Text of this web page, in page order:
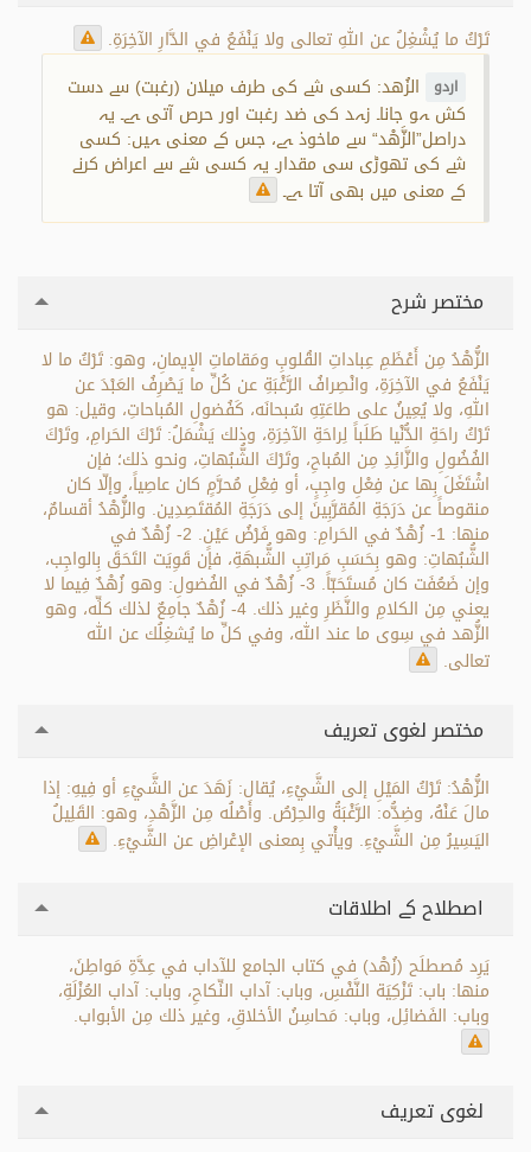
تَرْكُ ما يُشْغِلُ عن اللهِ تعالى ولا يَنْفَعُ في الدَّارِ الآخِرَةِ.
اردو
الزُھد: کسی شے کی طرف میلان (رغبت) سے دست
کش ہو جانا۔ زہد کی ضد رغبت اور حرص آتی ہے۔ یہ
دراصل”الزَّهْد“ سے ماخوذ ہے، جس کے معنی ہیں: کسی
شے کی تھوڑی سی مقدار۔ یہ کسی شے سے اعراض کرنے
کے معنی میں بھی آتا ہے۔
مختصر شرح
الزُّهْدُ مِن أَعْظَمِ عِباداتِ القُلوبِ ومَقاماتِ الإيمانِ، وهو: تَرْكُ ما لا
يَنْفَعُ في الآخِرَةِ، وانْصِرافُ الرَّغْبَةِ عن كُلِّ ما يَصْرِفُ العَبْدَ عن
اللهِ، ولا يُعِينُ على طاعَتِهِ سُبحانَه، كَفُضولِ المُباحاتِ، وقيل: هو
تَرْكُ راحَةِ الدُّنْيا طَلَباً لِراحَةِ الآخِرَةِ، وذلك يَشْمَلُ: تَرْكَ الحَرامِ، وتَرْكَ
الفُضُولِ والزَّائِدِ مِن المُباحِ، وتَرْكَ الشُّبُهاتِ، ونحو ذلك؛ فإن
اشْتَغَلَ بِها عن فِعْلِ واجِبٍ، أو فِعْلِ مُحرَّمٍ كان عاصِياً، وإلّا كان
منقوصاً عن دَرَجَةِ المُقرَّبِينَ إلى دَرَجَةِ المُقتَصِدِين. والزُّهْدُ أقسامٌ،
منها: 1- زُهْدٌ في الحَرامِ: وهو فَرْضُ عَيْنٍ. 2- زُهْدٌ في
الشُّبُهاتِ: وهو بِحَسَبِ مَراتِبِ الشُّبهَةِ، فإن قَوِيَت التَحَقَ بِالواجِب،
وإن ضَعُفَت كان مُستَحَبّاً. 3- زُهْدٌ في الفُضولِ: وهو زُهْدٌ فِيما لا
يعني مِن الكلامِ والنَّظَرِ وغير ذلك. 4- زُهْدٌ جامِعٌ لذلك كلِّه، وهو
الزُّهد في سِوى ما عند الله، وفي كلِّ ما يُشغِلُك عن الله
تعالى.
مختصر لغوی تعریف
الزُّهْدُ: تَرْكُ المَيْلِ إلى الشَّيْءِ، يُقال: زَهَدَ عن الشَّيْءِ أو فِيهِ: إذا
مالَ عَنْهُ، وضِدُّه: الرَّغْبَةُ والحِرْصُ. وأَصْلُه مِن الزَّهْدِ، وهو: القَلِيلُ
اليَسِيرُ مِن الشَّيْءِ. ويأْتي بِمعنى الإعْراضِ عن الشَّيْءِ.
اصطلاح کے اطلاقات
يَرِد مُصطلَح (زُهْد) في كتاب الجامع للآداب في عِدَّةِ مَواطِنَ،
منها: باب: تَزْكِيَة النَّفْسِ، وباب: آداب النِّكاحِ، وباب: آداب العُزْلَةِ،
وباب: الفَضائِل، وباب: مَحاسِنُ الأخلاقِ، وغير ذلك مِن الأبواب.
لغوی تعریف